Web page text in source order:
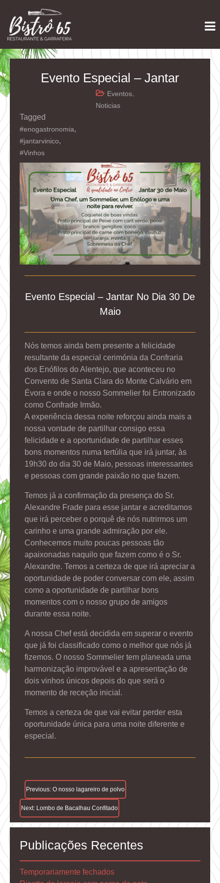
content
Bistrô 65
Restaurante e Garrafeira
Evento Especial – Jantar
Eventos,
Noticias
Tagged
#enogastronomia,
#jantarvinico,
#Vinhos
Evento Especial – Jantar No Dia 30 De
Maio
Nós temos ainda bem presente a felicidade
resultante da especial cerimónia da Confraria
dos Enófilos do Alentejo, que aconteceu no
Convento de Santa Clara do Monte Calvário em
Évora e onde o nosso Sommelier foi Entronizado
como Confrade Irmão.
A experiência dessa noite reforçou ainda mais a
nossa vontade de partilhar consigo essa
felicidade e a oportunidade de partilhar esses
bons momentos numa tertúlia que irá juntar, às
19h30 do dia 30 de Maio, pessoas interessantes
e pessoas com grande paixão no que fazem.
Temos já a confirmação da presença do Sr.
Alexandre Frade para esse jantar e acreditamos
que irá perceber o porquê de nós nutrirmos um
carinho e uma grande admiração por ele.
Conhecemos muito poucas pessoas tão
apaixonadas naquilo que fazem como é o Sr.
Alexandre. Temos a certeza de que irá apreciar a
oportunidade de poder conversar com ele, assim
como a oportunidade de partilhar bons
momentos com o nosso grupo de amigos
durante essa noite.
A nossa Chef está decidida em superar o evento
que já foi classificado como o melhor que nós já
fizemos. O nosso Sommelier tem planeada uma
harmonização improvável e a apresentação de
dois vinhos únicos depois do que será o
momento de receção inicial.
Temos a certeza de que vai evitar perder esta
oportunidade única para uma noite diferente e
especial.
Navegação
De
Artigos
Previous: O nosso lagareiro de polvo
Next: Lombo de Bacalhau Confitado
Publicações Recentes
Temporariamente fechados